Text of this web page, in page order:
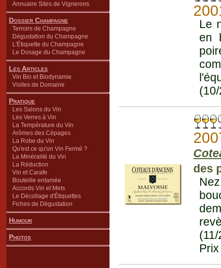
Annuaire Sites de Vignerons
Dossier Champagne
Terroirs de Champagne
Dégustation du Champagne
L'Étiquette du Champagne
Le Dosage du Champagne
Les Articles
Vin Bio et Biodynamie
Visites de Domaine
Pratique
Les Salons du Vin
Les Verres à Vin
La Température du Vin
Arômes des Cépages
La Robe du Vin
Qu'est ce qu'un Vin Fermé ?
La Minéralité du Vin
La Réduction
Vin et Carafe
Bouteille entamée
Accords Vin et Mets
Le Décollage d'Étiquettes
Fiches de Dégustation
Humour
Photos
Le
en
des